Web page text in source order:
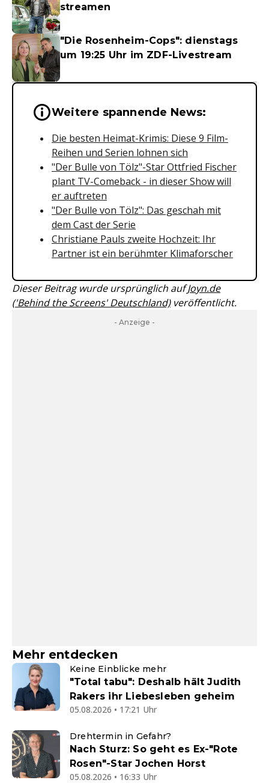
streamen
"Die Rosenheim-Cops": dienstags
um 19:25 Uhr im ZDF-Livestream
Wichtige Hinweise &
Weitere spannende News:
Die besten Heimat-Krimis: Diese 9 Film-
Reihen und Serien lohnen sich
"Der Bulle von Tölz"-Star Ottfried Fischer
plant TV-Comeback - in dieser Show will
er auftreten
"Der Bulle von Tölz": Das geschah mit
dem Cast der Serie
Christiane Pauls zweite Hochzeit: Ihr
Partner ist ein berühmter Klimaforscher
Dieser Beitrag wurde ursprünglich aufJoyn.de
('Behind the Screens' Deutschland)veröffentlicht.
- Anzeige -
Mehr entdecken
Keine Einblicke mehr
"Total tabu": Deshalb hält Judith
Rakers ihr Liebesleben geheim
05.08.2026 • 17:21 Uhr
Drehtermin in Gefahr?
Nach Sturz: So geht es Ex-"Rote
Rosen"-Star Jochen Horst
05.08.2026 • 16:33 Uhr